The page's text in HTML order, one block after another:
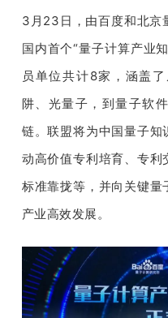
公
开
活
中
3月23日，由百度和北京
国内首个“量子计算产业
员单位共计8家，涵盖
阱、光量子，到量子软
链。联盟将为中国量子
动高价值专利培育、专
标准靠拢等，并向关键
产业高效发展。